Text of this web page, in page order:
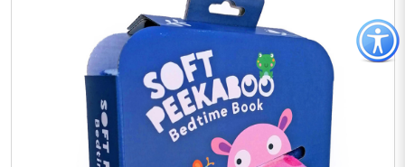
כפתור
לפתיחת
תפריט
נגישות